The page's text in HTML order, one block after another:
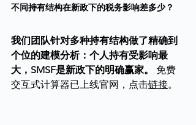
不同持有结构在新政下的税务影响差多少？
我们团队针对多种持有结构做了精确到
个位的建模分析：个人持有受影响最
大，SMSF是新政下的明确赢家。
免费
交互式计算器已上线官网，点击链接。